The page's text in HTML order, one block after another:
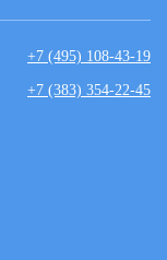
+7 (495) 108-43-19
+7 (383) 354-22-45